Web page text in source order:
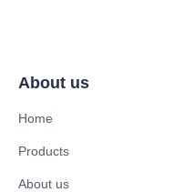
About us
Home
Products
About us